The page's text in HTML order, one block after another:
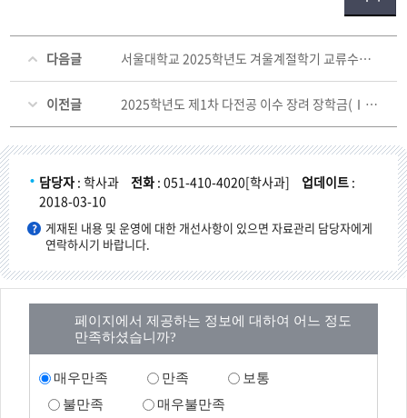
다음글 서울대학교 2025학년도 겨울계절학기 교류수학 안내
이전글 2025학년도 제1차 다전공 이수 장려 장학금(Ⅰ·Ⅱ유형) 지급 대상자 선발 결과 알림
담당자 : 학사과 전화 : 051-410-4020[학사과] 업데이트 :
2018-03-10
게재된 내용 및 운영에 대한 개선사항이 있으면 자료관리 담당자에게
연락하시기 바랍니다.
페이지에서 제공하는 정보에 대하여 어느 정도
만족하셨습니까?
매우만족 만족
보통
불만족
매우불만족